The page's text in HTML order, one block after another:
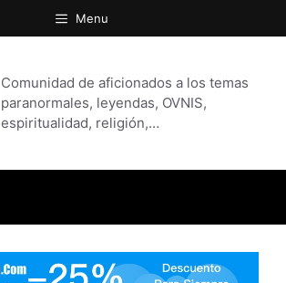
Menu
Comunidad de aficionados a los temas
paranormales, leyendas, OVNIS,
espiritualidad, religión,…